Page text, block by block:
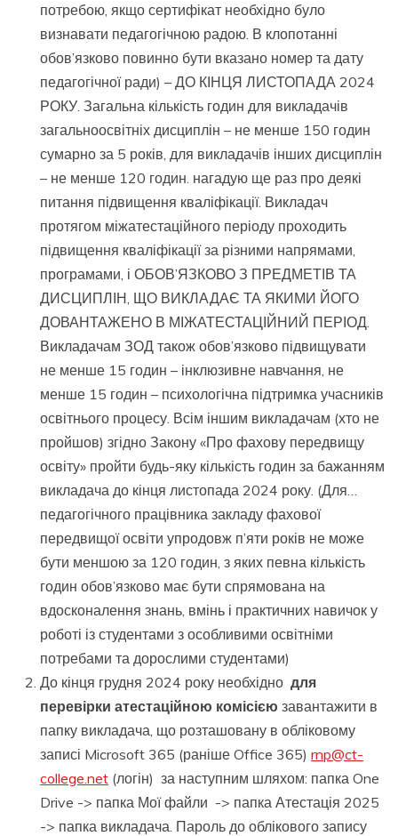
потребою, якщо сертифікат необхідно було
визнавати педагогічною радою. В клопотанні
обов’язково повинно бути вказано номер та дату
педагогічної ради) – ДО КІНЦЯ ЛИСТОПАДА 2024
РОКУ. Загальна кількість годин для викладачів
загальноосвітніх дисциплін – не менше 150 годин
сумарно за 5 років, для викладачів інших дисциплін
– не менше 120 годин. нагадую ще раз про деякі
питання підвищення кваліфікації. Викладач
протягом міжатестаційного періоду проходить
підвищення кваліфікації за різними напрямами,
програмами, і ОБОВ’ЯЗКОВО З ПРЕДМЕТІВ ТА
ДИСЦИПЛІН, ЩО ВИКЛАДАЄ ТА ЯКИМИ ЙОГО
ДОВАНТАЖЕНО В МІЖАТЕСТАЦІЙНИЙ ПЕРІОД.
Викладачам ЗОД також обов’язково підвищувати
не менше 15 годин – інклюзивне навчання, не
менше 15 годин – психологічна підтримка учасників
освітнього процесу. Всім іншим викладачам (хто не
пройшов) згідно Закону «Про фахову передвищу
освіту» пройти будь-яку кількість годин за бажанням
викладача до кінця листопада 2024 року. (Для…
педагогічного працівника закладу фахової
передвищої освіти упродовж п’яти років не може
бути меншою за 120 годин, з яких певна кількість
годин обов’язково має бути спрямована на
вдосконалення знань, вмінь і практичних навичок у
роботі із студентами з особливими освітніми
потребами та дорослими студентами)
До кінця грудня 2024 року необхідно для
перевірки атестаційною комісією завантажити в
папку викладача, що розташовану в обліковому
записі Microsoft 365 (раніше Office 365) rnp@ct-
college.net (логін) за наступним шляхом: папка One
Drive -> папка Мої файли -> папка Атестація 2025
-> папка викладача. Пароль до облікового запису